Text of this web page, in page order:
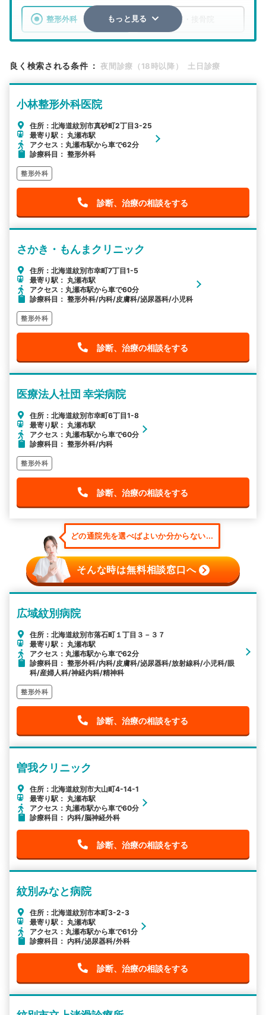
整形外科 整骨院・接骨院
検索する
詳細条件で絞り込む
その他の検索方法
駅から探す
もっと見る
良く検索される条件 ： 夜間診療（18時以降） 土日診療
小林整形外科医院
住所：北海道紋別市真砂町2丁目3-25
最寄り駅： 丸瀬布駅
アクセス：丸瀬布駅から車で62分
診療科目： 整形外科
整形外科
診断、治療の相談をする
さかき・もんまクリニック
住所：北海道紋別市幸町7丁目1-5
最寄り駅： 丸瀬布駅
アクセス：丸瀬布駅から車で60分
診療科目： 整形外科/内科/皮膚科/泌尿器科/小児科
整形外科
診断、治療の相談をする
医療法人社団 幸栄病院
住所：北海道紋別市幸町6丁目1-8
最寄り駅： 丸瀬布駅
アクセス：丸瀬布駅から車で60分
診療科目： 整形外科/内科
整形外科
診断、治療の相談をする
どの通院先を選べばよいか分からない...
そんな時は無料相談窓口へ
広域紋別病院
住所：北海道紋別市落石町１丁目３－３７
最寄り駅： 丸瀬布駅
アクセス：丸瀬布駅から車で62分
診療科目： 整形外科/内科/皮膚科/泌尿器科/放射線科/小児科/眼
科/産婦人科/神経内科/精神科
整形外科
診断、治療の相談をする
曽我クリニック
住所：北海道紋別市大山町4-14-1
最寄り駅： 丸瀬布駅
アクセス：丸瀬布駅から車で60分
診療科目： 内科/脳神経外科
診断、治療の相談をする
紋別みなと病院
住所：北海道紋別市本町3-2-3
最寄り駅： 丸瀬布駅
アクセス：丸瀬布駅から車で61分
診療科目： 内科/泌尿器科/外科
診断、治療の相談をする